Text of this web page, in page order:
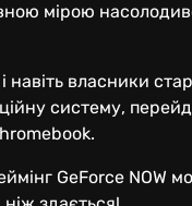
мірою
навіть власники
систему,
GeForce NOW